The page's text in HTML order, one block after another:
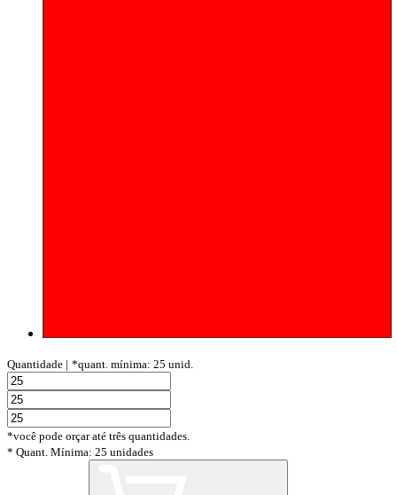
Quantidade | *quant. mínima: 25 unid.
*você pode orçar até três quantidades.
* Quant. Mínima: 25 unidades